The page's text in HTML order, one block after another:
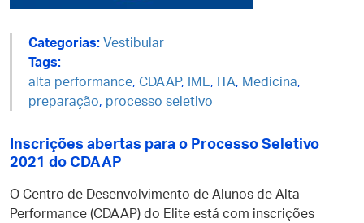
Categorias: Vestibular
Tags:
alta performance, CDAAP, IME, ITA, Medicina,
preparação, processo seletivo
Inscrições abertas para o Processo Seletivo
2021 do CDAAP
O Centro de Desenvolvimento de Alunos de Alta
Performance (CDAAP) do Elite está com inscrições